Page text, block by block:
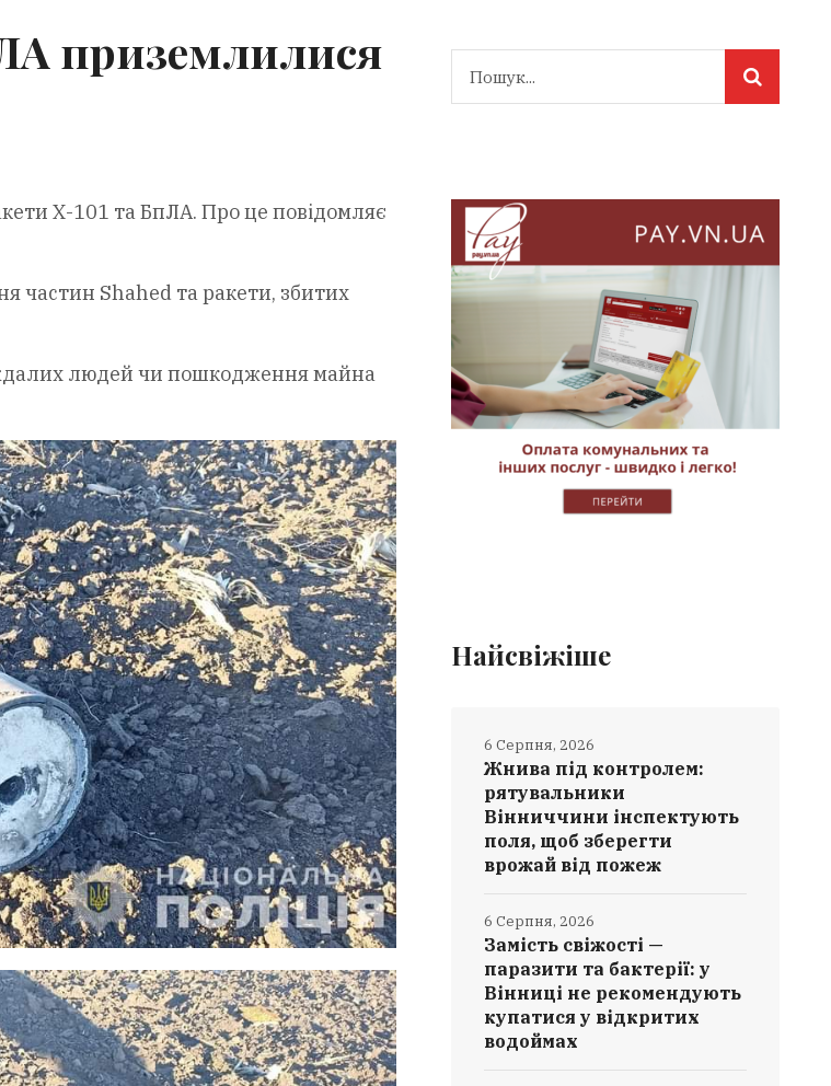
приземлилися
Х-101 та БпЛА. Про це повідомляє
частин Shahed та ракети, збитих
людей чи пошкодження майна
Найсвіжіше
Жнива під контролем:
рятувальники
Вінниччини інспектують
поля, щоб зберегти
врожай від пожеж
6 Серпня, 2026
Замість свіжості —
паразити та бактерії: у
Вінниці не рекомендують
купатися у відкритих
водоймах
6 Серпня, 2026